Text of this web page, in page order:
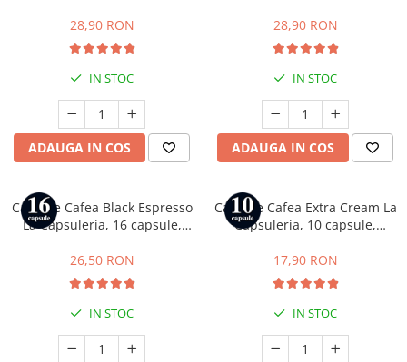
28,90 RON
IN STOC
ADAUGA IN COS
Gusto
28,90 RON
IN STOC
ADAUGA IN COS
Capsule Cafea Black Espresso
La Capsuleria, 16 capsule,
26,50 RON
IN STOC
Capsule Cafea Extra Cream La
Capsuleria, 10 capsule,
17,90 RON
IN STOC